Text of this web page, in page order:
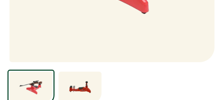
Optik
Fyll i dina företags- eller föreningsuppgifter i
formuläret så återkommer vi till dig när kontot är